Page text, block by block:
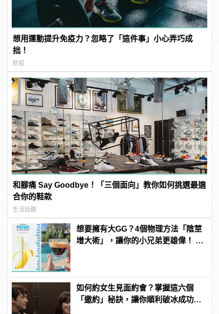
想用運動提升免疫力？忽略了「這件事」小心弄巧成
拙！
防疫
和腳痛 Say Goodbye！「三個面向」教你如何挑選最適
合你的鞋款
生活話題
想要擁有大GG？4個物理方法「陰莖
增大術」，讓你的小兄弟更雄偉！ |
如何約女生見面約會？掌握這六個
「邀約」秘訣，讓你順利破冰成功約